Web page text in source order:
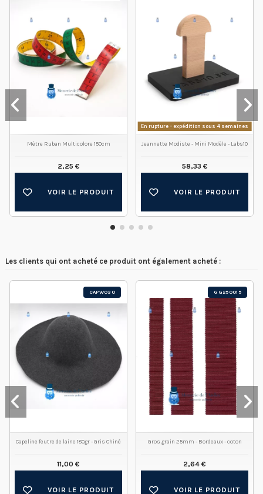
Mètre Ruban Multicolore 150cm
2,25 €
VOIR LE PRODUIT
En rupture - expédition sous 4 semaines
Jeannette Modiste - Mini Modèle - Labs10
58,33 €
VOIR LE PRODUIT
Les clients qui ont acheté ce produit ont également acheté :
CAPW030
Capeline feutre de laine 180gr - Gris Chiné
11,00 €
VOIR LE PRODUIT
GG250015
Gros grain 25mm - Bordeaux - coton
2,64 €
VOIR LE PRODUIT